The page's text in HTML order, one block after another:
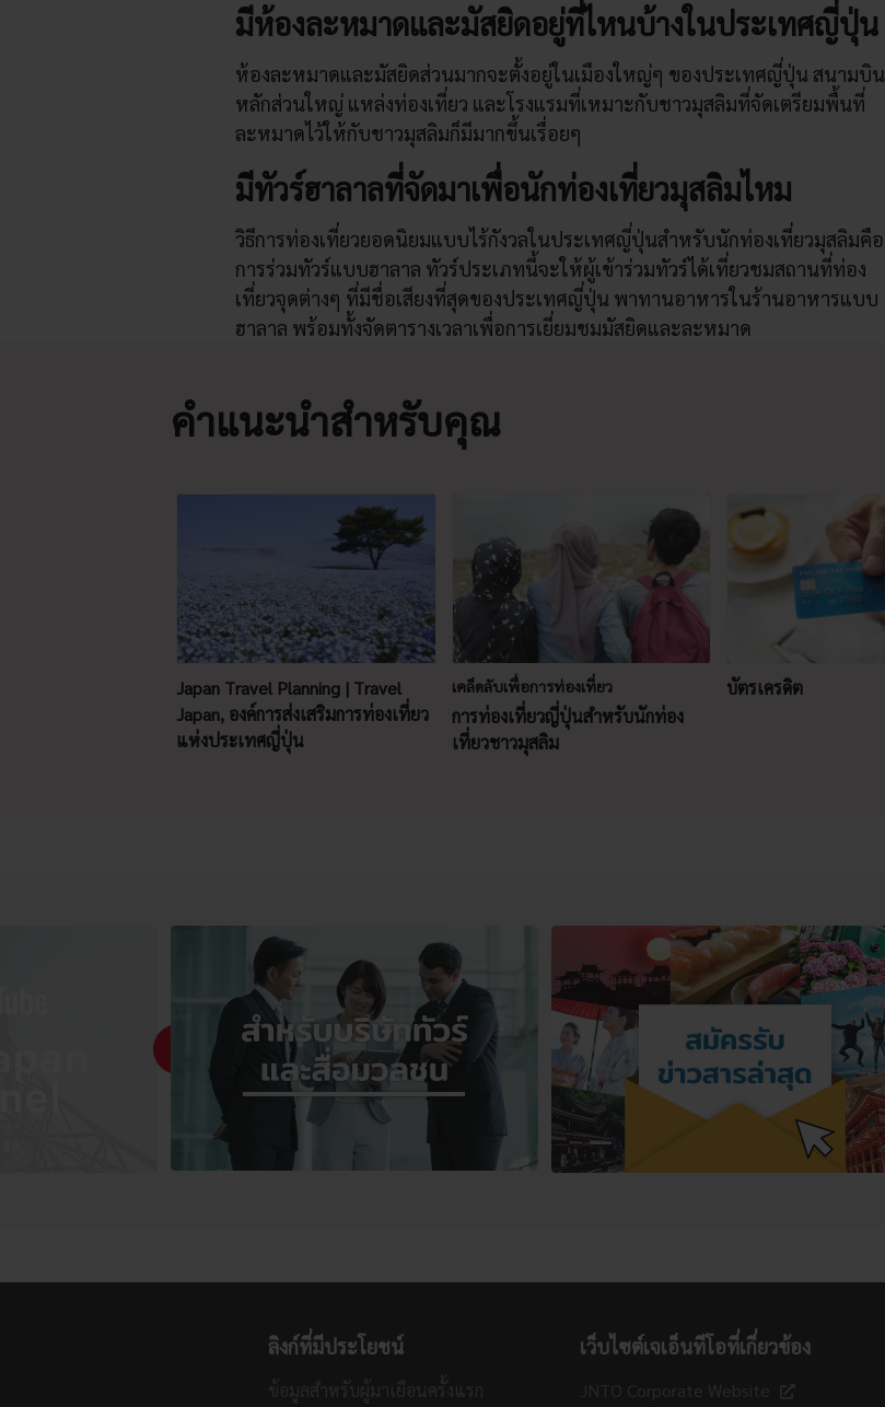
มีห้องละหมาดและมัสยิดอยู่ที่ไหนบ้างในประเทศญี่ปุ่น
ห้องละหมาดและมัสยิดส่วนมากจะตั้งอยู่ในเมืองใหญ่ๆ ของประเทศญี่ปุ่น สนามบิน
หลักส่วนใหญ่ แหล่งท่องเที่ยว และโรงแรมที่เหมาะกับชาวมุสลิมที่จัดเตรียมพื้นที่
ละหมาดไว้ให้กับชาวมุสลิมก็มีมากขึ้นเรื่อยๆ
มีทัวร์ฮาลาลที่จัดมาเพื่อนักท่องเที่ยวมุสลิมไหม
วิธีการท่องเที่ยวยอดนิยมแบบไร้กังวลในประเทศญี่ปุ่นสำหรับนักท่องเที่ยวมุสลิมคือ
การร่วมทัวร์แบบฮาลาล ทัวร์ประเภทนี้จะให้ผู้เข้าร่วมทัวร์ได้เที่ยวชมสถานที่ท่อง
เที่ยวจุดต่างๆ ที่มีชื่อเสียงที่สุดของประเทศญี่ปุ่น พาทานอาหารในร้านอาหารแบบ
ฮาลาล พร้อมทั้งจัดตารางเวลาเพื่อการเยี่ยมชมมัสยิดและละหมาด
คำแนะนำสำหรับคุณ
Japan Travel Planning | Travel
Japan, องค์การส่งเสริมการท่องเที่ยว
แห่งประเทศญี่ปุ่น
เคล็ดลับเพื่อการท่องเที่ยว
การท่องเที่ยวญี่ปุ่นสำหรับนักท่อง
เที่ยวชาวมุสลิม
บัตรเครดิต
ลิงก์ที่มีประโยชน์ เว็บไซต์เจเอ็นทีโอที่เกี่ยวข้อง